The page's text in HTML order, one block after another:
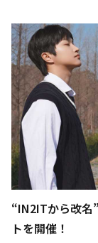
“IN2ITから改名
トを開催！